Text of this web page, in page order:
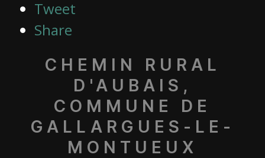
Tweet
Share
CHEMIN RURAL
D'AUBAIS,
COMMUNE DE
GALLARGUES-LE-
MONTUEUX